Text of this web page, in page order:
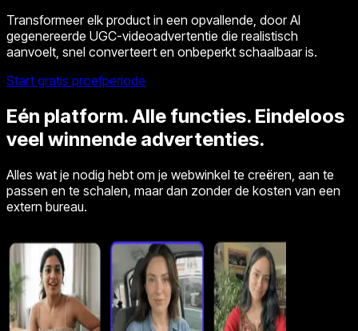
Transformeer elk product in een opvallende, door AI
gegenereerde UGC-videoadvertentie die realistisch
aanvoelt, snel converteert en onbeperkt schaalbaar is.
Start gratis proefperiode
Eén platform. Alle functies. Eindeloos
veel winnende advertenties.
Alles wat je nodig hebt om je webwinkel te creëren, aan te
passen en te schalen, maar dan zonder de kosten van een
extern bureau.